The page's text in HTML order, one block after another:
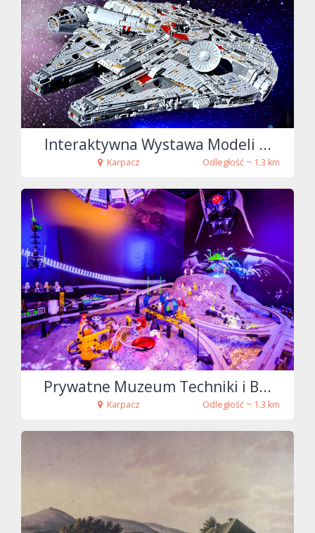
fot. Tenet
Interaktywna Wystawa Modeli ...
Karpacz Odległość ~ 1.3 km
fot. Maciej Chyra
Prywatne Muzeum Techniki i B...
Karpacz Odległość ~ 1.3 km